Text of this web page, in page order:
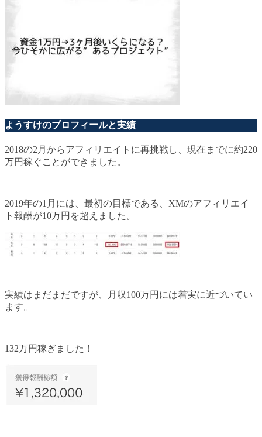
ようすけのプロフィールと実績
2018の2月からアフィリエイトに再挑戦し、現在までに約220
万円稼ぐことができました。
2019年の1月には、最初の目標である、XMのアフィリエイ
ト報酬が10万円を超えました。
実績はまだまだですが、月収100万円には着実に近づいてい
ます。
132万円稼ぎました！